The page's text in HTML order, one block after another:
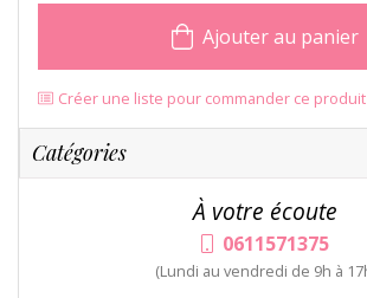
Ajouter au panier
Créer une liste pour commander ce
Catégories
À votre écoute
0611571375
(Lundi au vendredi de 9h à